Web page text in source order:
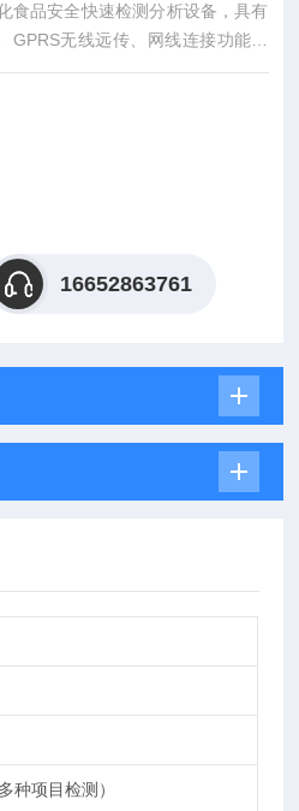
食品安全快速检测分析设备，具有
无线远传、网线连接功能，
16652863761
种项目检测）